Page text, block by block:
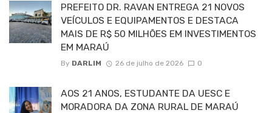
PREFEITO DR. RAVAN ENTREGA 21 NOVOS
VEÍCULOS E EQUIPAMENTOS E DESTACA
MAIS DE R$ 50 MILHÕES EM INVESTIMENTOS
EM MARAÚ
By DARLIM 26 de julho de 2026 0
AOS 21 ANOS, ESTUDANTE DA UESC E
MORADORA DA ZONA RURAL DE MARAÚ